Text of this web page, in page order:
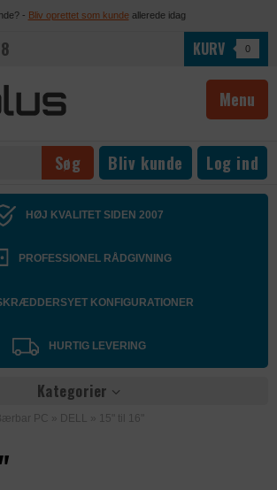
- Bliv oprettet som kundeallerede idag
KURV 0
Menu
Bliv kunde Log ind
HØJ KVALITET SIDEN 2007
PROFESSIONEL RÅDGIVNING
KONFIGURATIONER
HURTIG LEVERING
Kategorier
Bærbar PC » DELL » 15" til 16"